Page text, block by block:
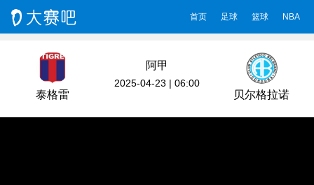
首页 足球 篮球 NBA
泰格雷
阿甲
2025-04-23 | 06:00
贝尔格拉诺